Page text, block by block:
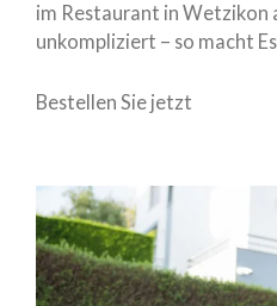
im Restaurant in Wetzikon
unkompliziert – so macht
Bestellen Sie jetzt